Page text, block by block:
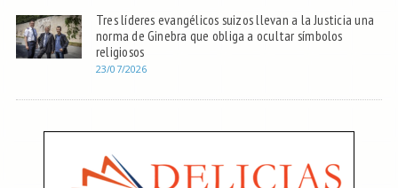
Tres líderes evangélicos suizos llevan a la Justicia una
norma de Ginebra que obliga a ocultar símbolos
religiosos
23/07/2026